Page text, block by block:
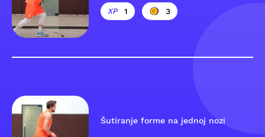
1 3
Šutiranje forme na jednoj nozi